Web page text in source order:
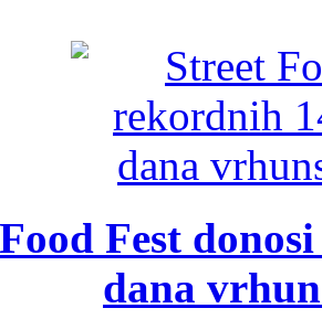
Fest
dana